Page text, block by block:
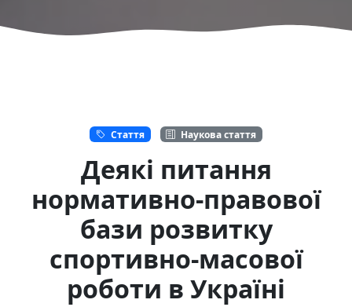
Стаття Наукова стаття
Деякі питання
нормативно-правової
бази розвитку
спортивно-масової
роботи в Україні